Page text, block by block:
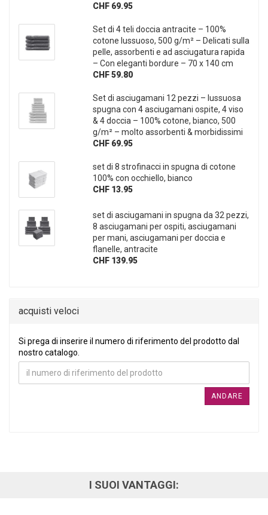
CHF 69.95
Set di 4 teli doccia antracite – 100%
cotone lussuoso, 500 g/m² – Delicati sulla
pelle, assorbenti e ad asciugatura rapida
– Con eleganti bordure – 70 x 140 cm
CHF 59.80
Set di asciugamani 12 pezzi – lussuosa
spugna con 4 asciugamani ospite, 4 viso
& 4 doccia – 100% cotone, bianco, 500
g/m² – molto assorbenti & morbidissimi
CHF 69.95
set di 8 strofinacci in spugna di cotone
100% con occhiello, bianco
CHF 13.95
set di asciugamani in spugna da 32 pezzi,
8 asciugamani per ospiti, asciugamani
per mani, asciugamani per doccia e
flanelle, antracite
CHF 139.95
acquisti veloci
SI PREGA DI INSERIRE IL NUMERO DI RIFERIMENTO DEL
Si prega di inserire il numero di riferimento del prodotto dal
nostro catalogo.
ANDARE
I SUOI VANTAGGI: